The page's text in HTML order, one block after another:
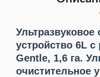
Ультразвуковое
устройство 6L
Gentle, 1,6 га.
очистительное